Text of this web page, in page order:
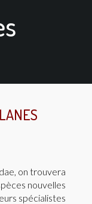
on trouvera
nouvelles
spécialistes